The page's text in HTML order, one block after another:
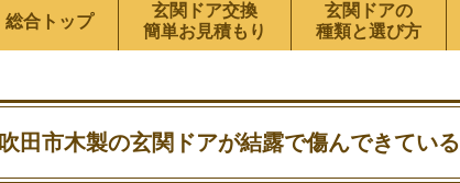
総合トップ
玄関ドア交換
簡単お見積もり
玄関ドアの
種類と選び方
吹田市木製の玄関ドアが結露で傷んできている